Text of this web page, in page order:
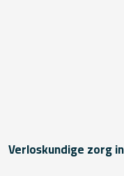
Verloskundige zorg